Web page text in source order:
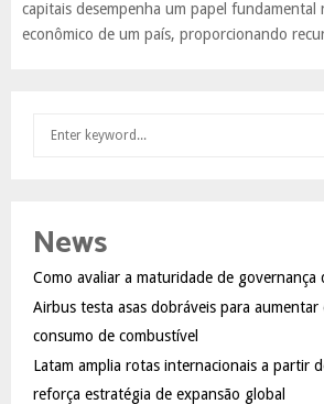
capitais desempenha um papel fundamental
econômico de um país, proporcionando
h
o
r
:
News
Como avaliar a maturidade de governança
Airbus testa asas dobráveis para
consumo de combustível
Latam amplia rotas internacionais a partir
reforça estratégia de expansão global